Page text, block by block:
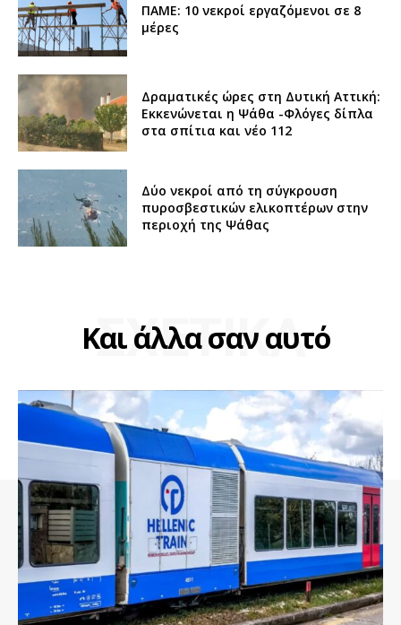
ΠΑΜΕ: 10 νεκροί εργαζόμενοι σε 8
μέρες
Δραματικές ώρες στη Δυτική Αττική:
Εκκενώνεται η Ψάθα -Φλόγες δίπλα
στα σπίτια και νέο 112
Δύο νεκροί από τη σύγκρουση
πυροσβεστικών ελικοπτέρων στην
περιοχή της Ψάθας
Και άλλα σαν αυτό
ΣΧΕΤΙΚΑ